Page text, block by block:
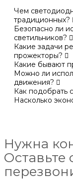
Чем
традиционных?
Безопасно ли
светильников?
Какие задачи
прожекторы?
Какие бывают
Можно ли
движения?
Как подобрать
Насколько
Нужна